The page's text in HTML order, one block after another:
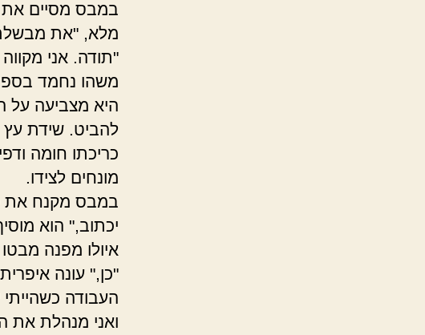
במבס מסיים את
מלא, "את מבשלת
"תודה. אני
משהו נחמד
היא מצביעה על
להביט. שידת עץ
כריכתו חומה
מונחים לצידו.
במבס מקנח את
יכתוב," הוא
איולו מפנה
"כן," עונה
העבודה
ואני מנהלת את